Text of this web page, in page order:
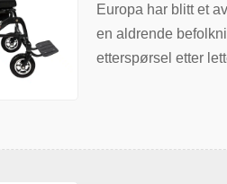
Europa har blitt et
en aldrende
etterspørsel etter
reiser og i daglig